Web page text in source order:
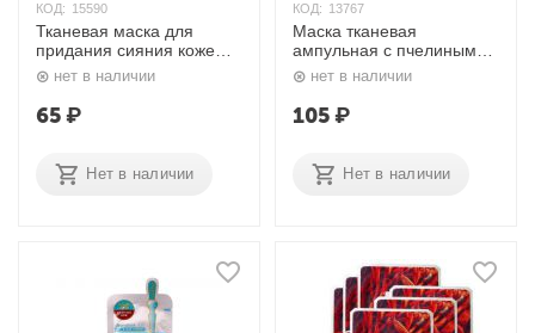
КОД: 15590
Тканевая маска для
придания сияния коже
лица Color Synergy Effect
Sheet Mask Green 20 гр.
Deoproce
нет в наличии
65₽
Нет в наличии
КОД: 13767
Маска тканевая
ампульная с пчелиным
маточным молочком
Ampoule Mask Royal Jelly
25 гр. Ekel
нет в наличии
105₽
Нет в наличии